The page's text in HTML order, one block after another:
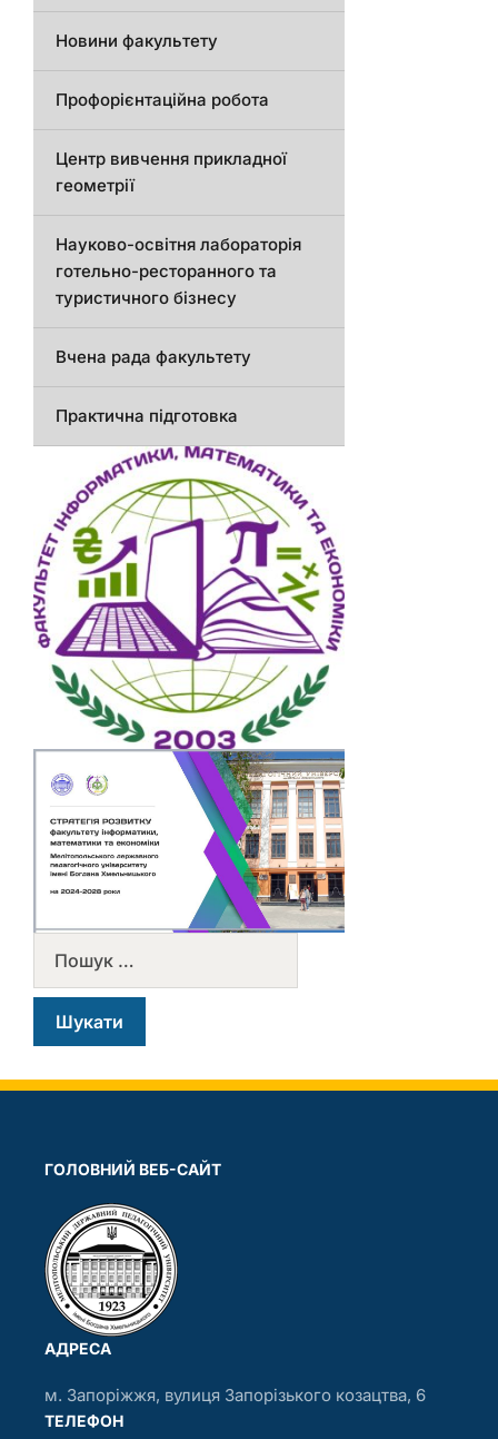
Новини факультету
Профорієнтаційна робота
Центр вивчення прикладної
геометрії
Науково-освітня лабораторія
готельно-ресторанного та
туристичного бізнесу
Вчена рада факультету
Практична підготовка
ГОЛОВНИЙ ВЕБ-САЙТ
АДРЕСА
м. Запоріжжя, вулиця Запорізького козацтва, 6
ТЕЛЕФОН